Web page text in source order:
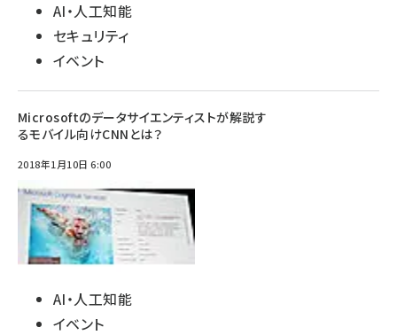
AI・人工知能
セキュリティ
イベント
Microsoftのデータサイエンティストが解説す
るモバイル向けCNNとは？
2018年1月10日 6:00
AI・人工知能
イベント